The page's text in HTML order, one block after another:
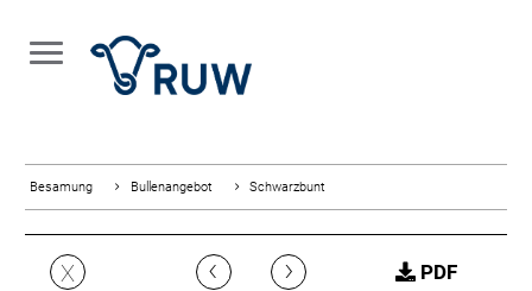
Besamung Bullenangebot Schwarzbunt
X ‹ › PDF